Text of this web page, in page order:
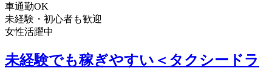
車通勤OK
未経験・初心者も歓迎
女性活躍中
未経験でも稼ぎやすい＜タクシードラ